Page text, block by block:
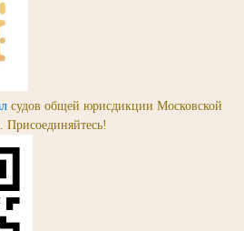
судов общей юрисдикции Московской
Присоединяйтесь!